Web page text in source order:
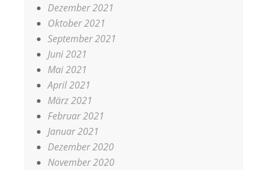
Dezember 2021
Oktober 2021
September 2021
Juni 2021
Mai 2021
April 2021
März 2021
Februar 2021
Januar 2021
Dezember 2020
November 2020